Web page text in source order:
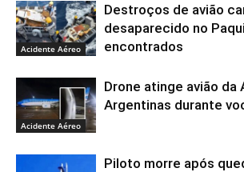
Acidente Aéreo
Destroços de avião
desaparecido no
encontrados
Acidente Aéreo
Drone atinge avião da
Argentinas durante
Piloto morre após